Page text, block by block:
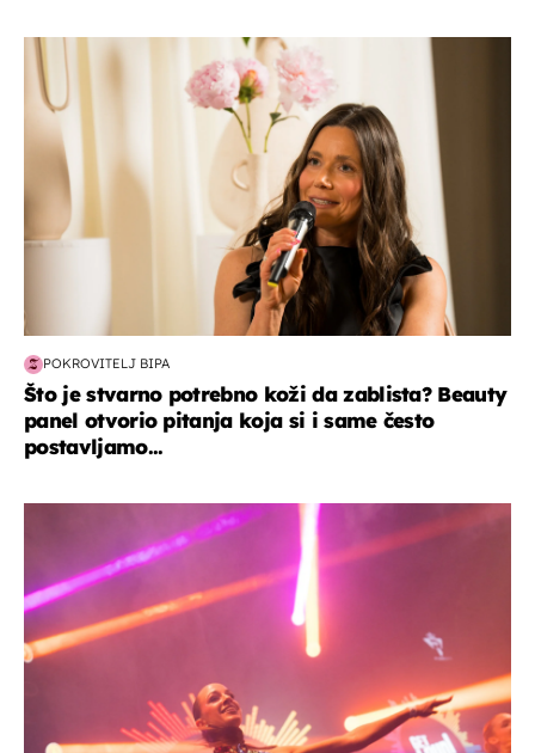
moda & ljepota
POKROVITELJ BIPA
Što je stvarno potrebno koži da zablista? Beauty
panel otvorio pitanja koja si i same često
postavljamo...